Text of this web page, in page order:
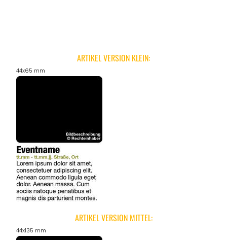
ARTIKEL VERSION KLEIN:
44x65 mm
ARTIKEL VERSION MITTEL:
44x135 mm